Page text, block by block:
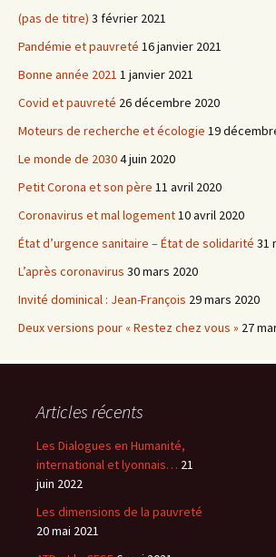
(pas de titre) 3 février 2021
Pandémie et pauvreté 16 janvier 2021
Bonne année 2021 1 janvier 2021
Covid et pauvreté 26 décembre 2020
Moteurs de recherche et écologie 19
Le monde de 20304 juin 2020
Petit Corona et son père 11 avril 2020
Coronavirus et mal logement10 avril 2020
État d’urgence sanitaire – État de solidarité 31
L’après coronavirus 30 mars 2020
Invité dominical : Jean-François 29 mars 2020
Deux versions pour « Restez chez vous » 27
Articles récents
Les Dialogues en Humanité,
international et lyonnais… 21
juin 2022
Les dimensions de la pauvreté
20 mai 2021